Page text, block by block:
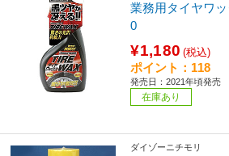
業務用タイヤワ
0
¥1,180 (税込)
ポイント：118
発売日：2021年頃発売
在庫あり
ダイゾーニチモリ